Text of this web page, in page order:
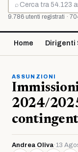
⌕
Cerca
9.786 utenti registrati ·
Home Dirigenti
ASSUNZIONI
2024/
Andrea Oliva·13